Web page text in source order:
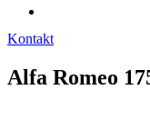
Kontakt
Alfa Romeo